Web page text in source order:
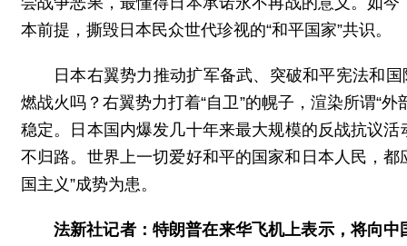
本前提，撕毁日本民众世代珍视的“和平国家”共识。
日本右翼势力推动扩军备武、突破和平宪法和
燃战火吗？右翼势力打着“自卫”的幌子，渲染所谓“
稳定。日本国内爆发几十年来最大规模的反战抗议
不归路。世界上一切爱好和平的国家和日本人民，
国主义”成势为患。
法新社记者：特朗普在来华飞机上表示，将向